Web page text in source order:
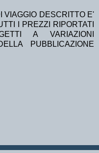
VIAGGIO DESCRITTO E'
I PREZZI RIPORTATI
A VARIAZIONI
PUBBLICAZIONE